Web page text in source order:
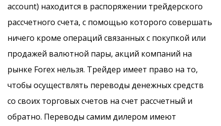
account) находится в распоряжении трейдерского
рассчетного счета, с помощью которого совершать
ничего кроме операций связанных с покупкой или
продажей валютной пары, акций компаний на
рынке Forex нельзя. Трейдер имеет право на то,
чтобы осуществлять переводы денежных средств
со своих торговых счетов на счет рассчетный и
обратно. Переводы самим дилером имеют